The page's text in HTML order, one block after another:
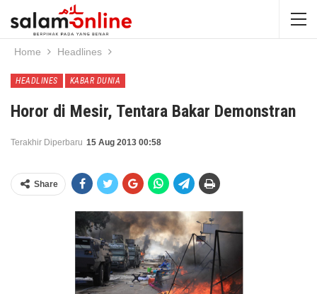
Home Headlines
HEADLINES KABAR DUNIA
Horor di Mesir, Tentara Bakar Demonstran
Terakhir Diperbaru 15 Aug 2013 00:58
Share